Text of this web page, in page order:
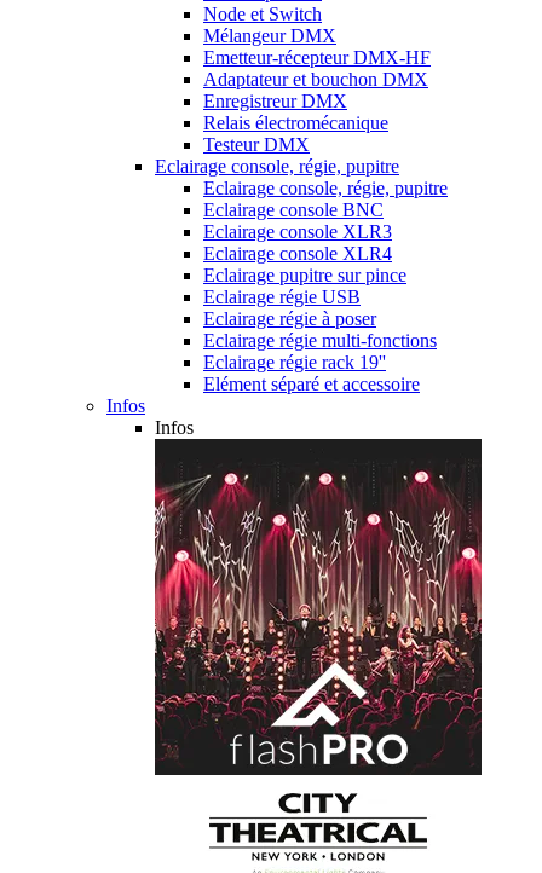
Node et Switch
Mélangeur DMX
Emetteur-récepteur DMX-HF
Adaptateur et bouchon DMX
Enregistreur DMX
Relais électromécanique
Testeur DMX
Eclairage console, régie, pupitre
Eclairage console, régie, pupitre
Eclairage console BNC
Eclairage console XLR3
Eclairage console XLR4
Eclairage pupitre sur pince
Eclairage régie USB
Eclairage régie à poser
Eclairage régie multi-fonctions
Eclairage régie rack 19''
Elément séparé et accessoire
Infos
Infos